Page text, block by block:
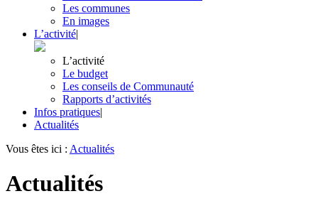
Les communes
En images
L’activité|
L’activité
Le budget
Les conseils de Communauté
Rapports d’activités
Infos pratiques|
Actualités
Vous êtes ici : Actualités
Actualités